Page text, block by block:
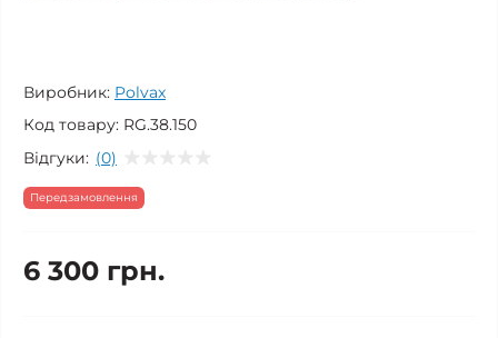
Виробник: Polvax
Код товару: RG.38.150
Відгуки: (0)
Передзамовлення
6 300 грн.